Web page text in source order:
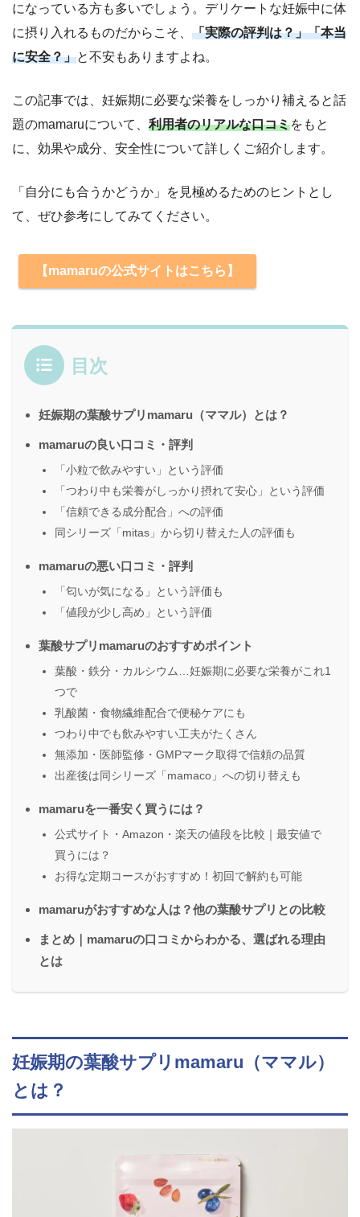
になっている方も多いでしょう。デリケートな妊娠中に体
に摂り入れるものだからこそ、 「実際の評判は？」「本当
に安全？」と不安もありますよね。
この記事では、妊娠期に必要な栄養をしっかり補えると話
題のmamaruについて、 利用者のリアルな口コミをもと
に、効果や成分、安全性について詳しくご紹介します。
「自分にも合うかどうか」を見極めるためのヒントとし
て、ぜひ参考にしてみてください。
【mamaruの公式サイトはこちら】
目次
妊娠期の葉酸サプリmamaru（ママル）とは？
mamaruの良い口コミ・評判
「小粒で飲みやすい」という評価
「つわり中も栄養がしっかり摂れて安心」という評価
「信頼できる成分配合」への評価
同シリーズ「mitas」から切り替えた人の評価も
mamaruの悪い口コミ・評判
「匂いが気になる」という評価も
「値段が少し高め」という評価
葉酸サプリmamaruのおすすめポイント
葉酸・鉄分・カルシウム…妊娠期に必要な栄養がこれ1
つで
乳酸菌・食物繊維配合で便秘ケアにも
つわり中でも飲みやすい工夫がたくさん
無添加・医師監修・GMPマーク取得で信頼の品質
出産後は同シリーズ「mamaco」への切り替えも
mamaruを一番安く買うには？
公式サイト・Amazon・楽天の値段を比較｜最安値で
買うには？
お得な定期コースがおすすめ！初回で解約も可能
mamaruがおすすめな人は？他の葉酸サプリとの比較
まとめ｜mamaruの口コミからわかる、選ばれる理由
とは
妊娠期の葉酸サプリmamaru（ママル）
とは？